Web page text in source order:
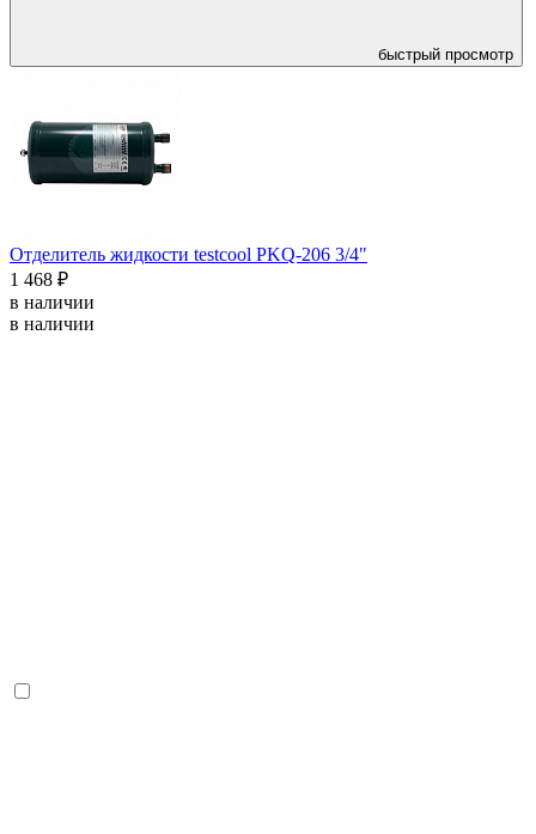
быстрый просмотр
Отделитель жидкости testcool PKQ-206 3/4"
1 468 ₽
в наличии
в наличии